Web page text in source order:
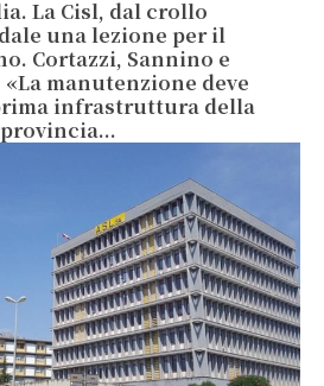
La Cisl, dal crollo
una lezione per il
Cortazzi, Sannino e
manutenzione deve
infrastruttura della
provincia...